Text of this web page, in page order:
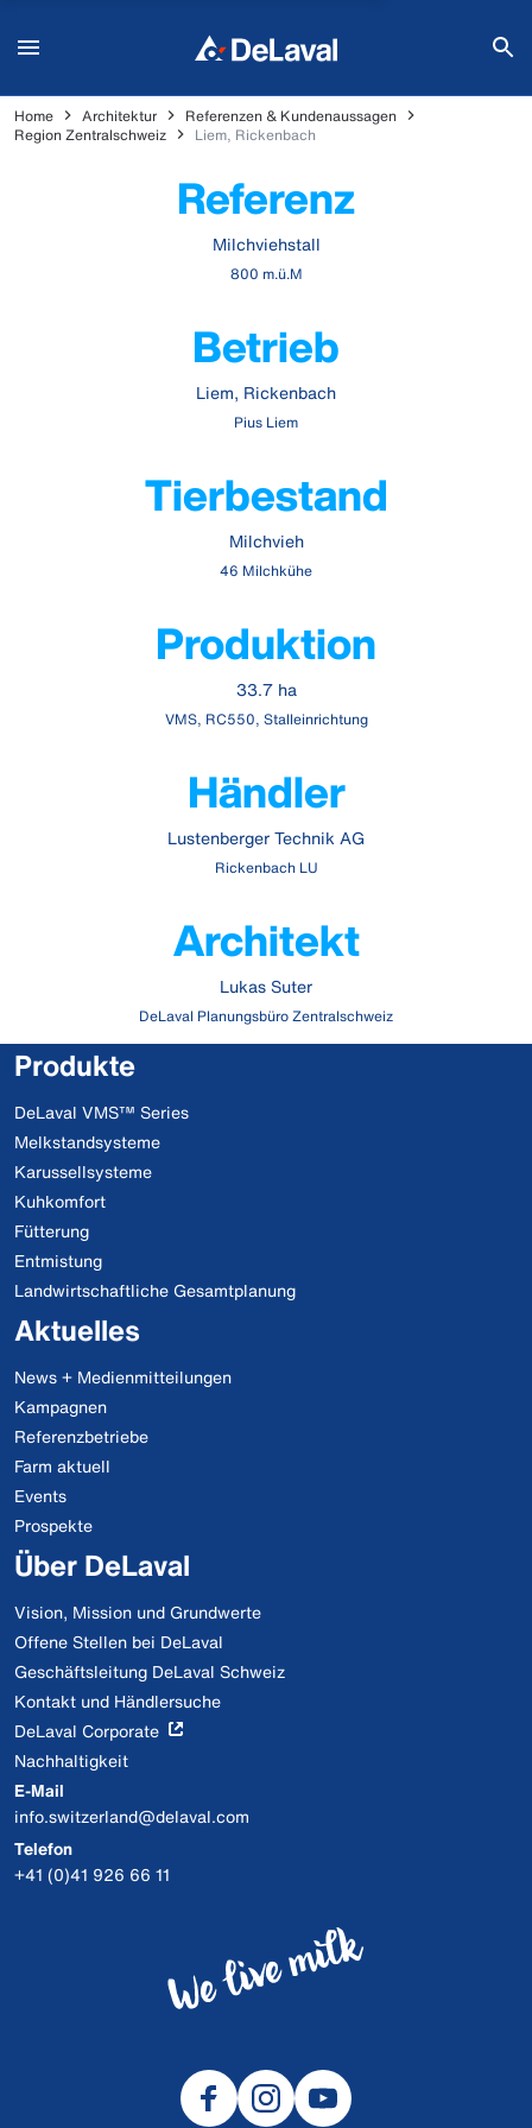
Home Architektur
Referenzen & Kundenaussagen
Region Zentralschweiz
Liem, Rickenbach
Referenz
Milchviehstall
800 m.ü.M
Betrieb
Liem, Rickenbach
Pius Liem
Tierbestand
Milchvieh
46 Milchkühe
Produktion
33.7 ha
VMS, RC550, Stalleinrichtung
Händler
Lustenberger Technik AG
Rickenbach LU
Architekt
Lukas Suter
DeLaval Planungsbüro Zentralschweiz
Produkte
DeLaval VMS™ Series
Melkstandsysteme
Karussellsysteme
Kuhkomfort
Fütterung
Entmistung
Landwirtschaftliche Gesamtplanung
Aktuelles
News + Medienmitteilungen
Kampagnen
Referenzbetriebe
Farm aktuell
Events
Prospekte
Über DeLaval
Vision, Mission und Grundwerte
Offene Stellen bei DeLaval
Geschäftsleitung DeLaval Schweiz
Kontakt und Händlersuche
DeLaval Corporate
Nachhaltigkeit
E-Mail
info.switzerland@delaval.com
Telefon
+41 (0)41 926 66 11